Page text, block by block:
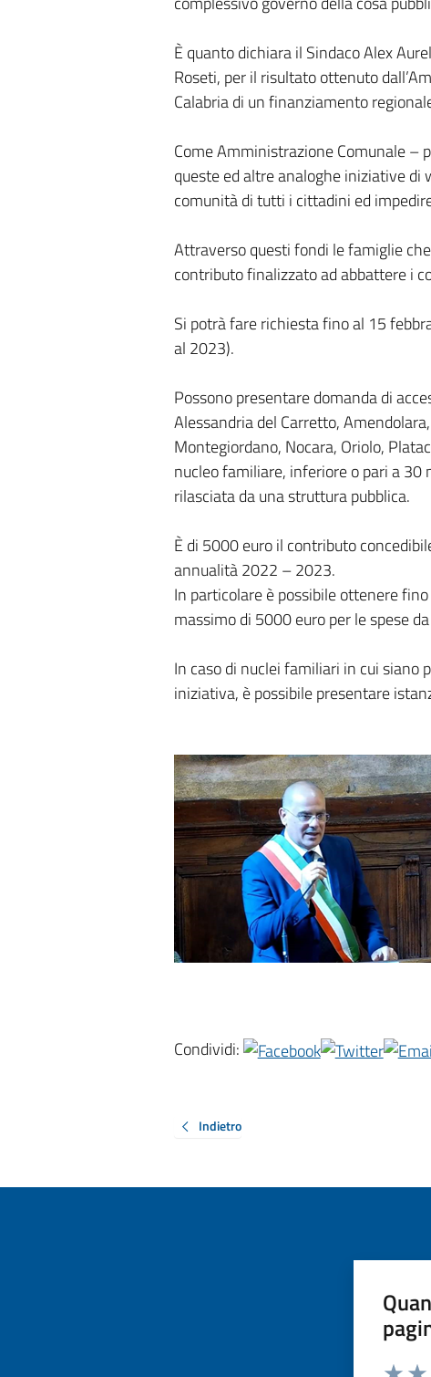
È quanto dichiara il Sindaco Alex
Roseti, per il risultato ottenuto
Calabria di un finanziamento
Come Amministrazione Comunale –
queste ed altre analoghe iniziative
comunità di tutti i cittadini ed
Attraverso questi fondi le famiglie
contributo finalizzato ad abbattere i
Si potrà fare richiesta fino al 15
al 2023).
Possono presentare domanda di
Alessandria del Carretto,
Montegiordano, Nocara, Oriolo,
nucleo familiare, inferiore o pari a 30
rilasciata da una struttura pubblica.
È di 5000 euro il contributo
annualità 2022 – 2023.
In particolare è possibile ottenere
massimo di 5000 euro per le spese
In caso di nuclei familiari in cui siano
iniziativa, è possibile presentare
Condividi:
Indietro
Valuta